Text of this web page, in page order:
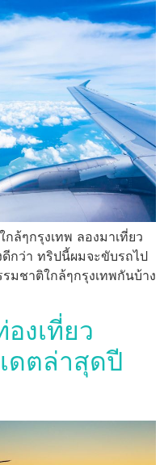
ล้ๆกรุงเทพ ลองมาเที่ยว
กว่า ทริปนี้ผมจะขับรถไป
มชาติใกล้ๆกรุงเทพกันบ้าง
งเที่ยว
ดตล่าสุดปี